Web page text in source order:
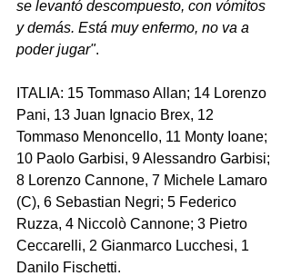
se levantó descompuesto, con vómitos
y demás. Está muy enfermo, no va a
poder jugar".
ITALIA: 15 Tommaso Allan; 14 Lorenzo
Pani, 13 Juan Ignacio Brex, 12
Tommaso Menoncello, 11 Monty Ioane;
10 Paolo Garbisi, 9 Alessandro Garbisi;
8 Lorenzo Cannone, 7 Michele Lamaro
(C), 6 Sebastian Negri; 5 Federico
Ruzza, 4 Niccolò Cannone; 3 Pietro
Ceccarelli, 2 Gianmarco Lucchesi, 1
Danilo Fischetti.